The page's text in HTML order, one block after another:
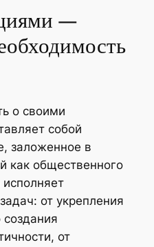
—
о своими
собой
заложенное в
как общественного
от укрепления
от